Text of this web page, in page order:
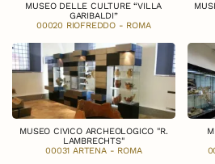
MUSEO DELLE CULTURE “VILLA
GARIBALDI”
00020 RIOFREDDO - ROMA
MUSEO CIVICO ARCHEOLOGICO "R.
LAMBRECHTS"
00031 ARTENA - ROMA